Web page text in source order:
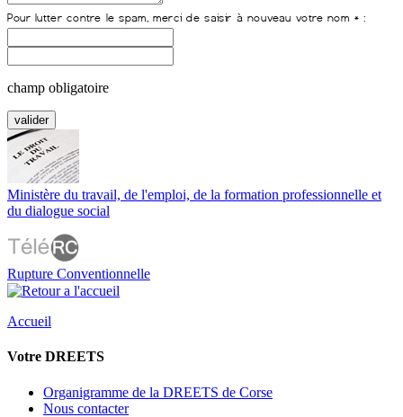
champ obligatoire
Ministère du travail, de l'emploi, de la formation professionnelle et
du dialogue social
Rupture Conventionnelle
Accueil
Votre DREETS
Organigramme de la DREETS de Corse
Nous contacter